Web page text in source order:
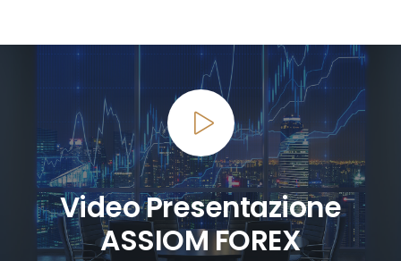
Video Presentazione
ASSIOM FOREX